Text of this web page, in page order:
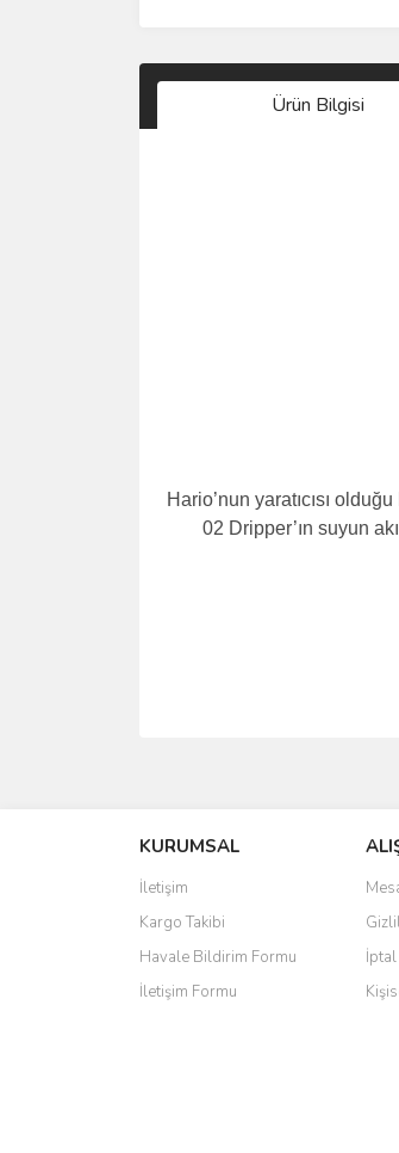
Ürün Bilgisi
Hario’nun yaratıcısı
02 Dripper’ın suyun
Ürün resmi kalitesiz, bozuk
Ürün açıklamasında eksik
Ürün bilgilerinde hatalar
Ürün fiyatı diğer sitelerden
Bu ürüne benzer farklı
KURUMSAL
İletişim
Kargo Takibi
Havale Bildirim Formu
İletişim Formu
İptal